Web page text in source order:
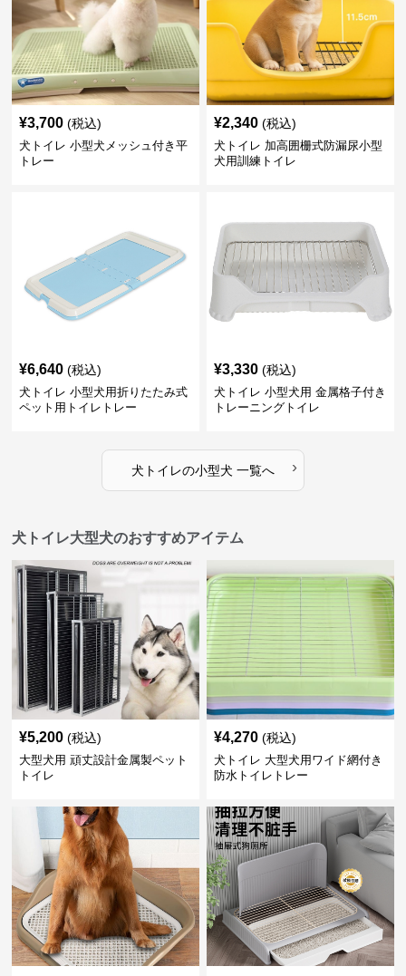
¥3,700 (税込)
犬トイレ 小型犬メッシュ付き平
トレー
¥2,340 (税込)
犬トイレ 加高囲栅式防漏尿小型
犬用訓練トイレ
¥6,640 (税込)
犬トイレ 小型犬用折りたたみ式
ペット用トイレトレー
¥3,330 (税込)
犬トイレ 小型犬用 金属格子付き
トレーニングトイレ
犬トイレの小型犬 一覧へ ›
犬トイレ大型犬のおすすめアイテム
¥5,200 (税込)
大型犬用 頑丈設計金属製ペット
トイレ
¥4,270 (税込)
犬トイレ 大型犬用ワイド網付き
防水トイレトレー